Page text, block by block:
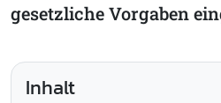
gesetzliche Vorgaben
Inhalt